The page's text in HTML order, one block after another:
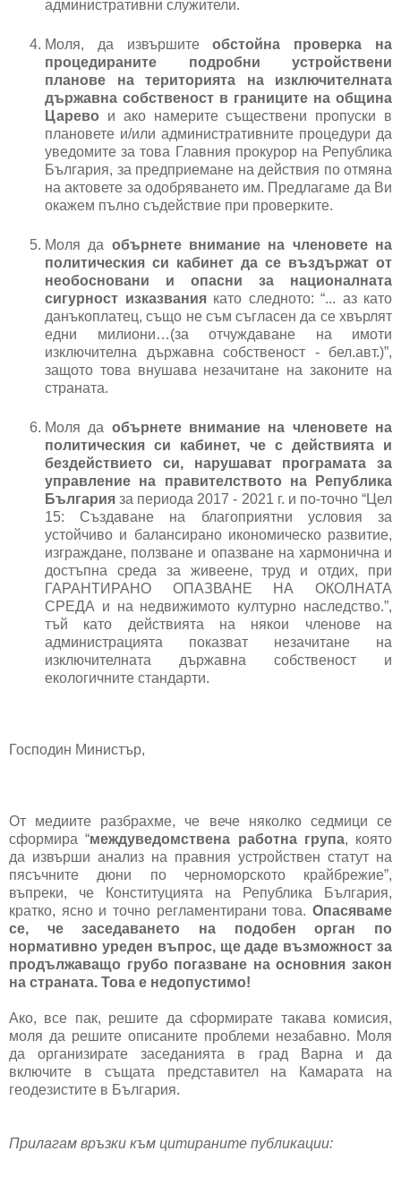
административни служители.
Моля, да извършите обстойна проверка на
процедираните подробни устройствени
планове на територията на изключителната
държавна собственост в границите на община
Царево и ако намерите съществени пропуски в
плановете и/или административните процедури да
уведомите за това Главния прокурор на Република
България, за предприемане на действия по отмяна
на актовете за одобряването им. Предлагаме да Ви
окажем пълно съдействие при проверките.
Моля да обърнете внимание на членовете на
политическия си кабинет да се въздържат от
необосновани и опасни за националната
сигурност изказвания като следното: “... аз като
данъкоплатец, също не съм съгласен да се хвърлят
едни милиони…(за отчуждаване на имоти
изключителна държавна собственост - бел.авт.)”,
защото това внушава незачитане на законите на
страната.
Моля да обърнете внимание на членовете на
политическия си кабинет, че с действията и
бездействието си, нарушават програмата за
управление на правителството на Република
България за периода 2017 - 2021 г. и по-точно “Цел
15: Създаване на благоприятни условия за
устойчиво и балансирано икономическо развитие,
изграждане, ползване и опазване на хармонична и
достъпна среда за живеене, труд и отдих, при
ГАРАНТИРАНО ОПАЗВАНЕ НА ОКОЛНАТА
СРЕДА и на недвижимото културно наследство.”,
тъй като действията на някои членове на
администрацията показват незачитане на
изключителната държавна собственост и
екологичните стандарти.
От медиите разбрахме, че вече няколко седмици се
сформира “междуведомствена работна група, която
да извърши анализ на правния устройствен статут на
пясъчните дюни по черноморското крайбрежие”,
въпреки, че Конституцията на Република България,
кратко, ясно и точно регламентирани това. Опасяваме
се, че заседаването на подобен орган по
нормативно уреден въпрос, ще даде възможност за
продължаващо грубо погазване на основния закон
на страната. Това е недопустимо!
Ако, все пак, решите да сформирате такава комисия,
моля да решите описаните проблеми незабавно. Моля
да организирате заседанията в град Варна и да
включите в същата представител на Камарата на
геодезистите в България.